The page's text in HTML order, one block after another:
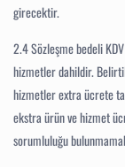
girecektir.
2.4Sözleşme bedeli
hizmetler dahildir.
hizmetler extra ücrete
ekstra ürün ve hizmet
sorumluluğu